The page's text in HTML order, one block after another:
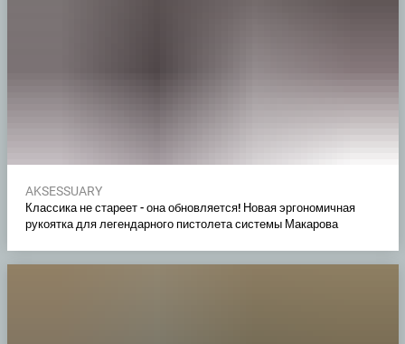
AKSESSUARY
Классика не стареет - она обновляется! Новая эргономичная
рукоятка для легендарного пистолета системы Макарова